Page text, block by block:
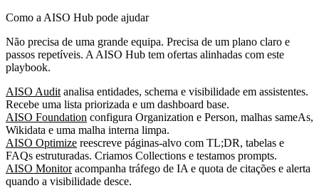
Como a AISO Hub pode ajudar
Não precisa de uma grande equipa. Precisa de um plano claro e
passos repetíveis. A AISO Hub tem ofertas alinhadas com este
playbook.
AISO Audit analisa entidades, schema e visibilidade em assistentes.
Recebe uma lista priorizada e um dashboard base.
AISO Foundation configura Organization e Person, malhas sameAs,
Wikidata e uma malha interna limpa.
AISO Optimize reescreve páginas‑alvo com TL;DR, tabelas e
FAQs estruturadas. Criamos Collections e testamos prompts.
AISO Monitoracompanha tráfego de IA e quota de citações e alerta
quando a visibilidade desce.